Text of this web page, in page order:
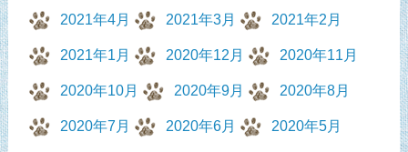
2021年4月 2021年3月 2021年2月
2021年1月 2020年12月 2020年11月
2020年10月 2020年9月 2020年8月
2020年7月 2020年6月 2020年5月